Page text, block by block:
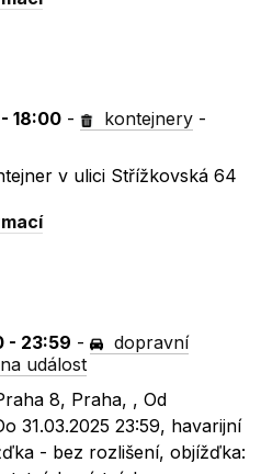
18:00 - kontejnery -
v ulici Střížkovská 64
- 23:59 -
dopravní
událost
8, Praha, , Od
31.03.2025 23:59, havarijní
- bez rozlišení, objížďka: